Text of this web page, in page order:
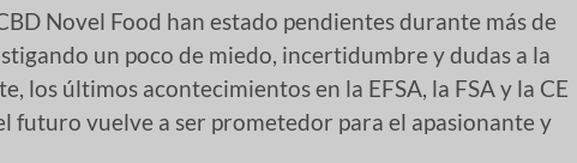
Novel Food han estado pendientes durante más de
un poco de miedo, incertidumbre y dudas a la
los últimos acontecimientos en la EFSA, la FSA y la CE
futuro vuelve a ser prometedor para el apasionante y